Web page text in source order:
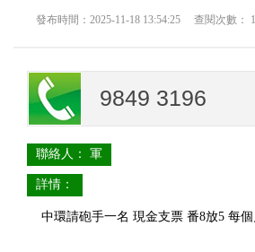
發布時間：2025-11-18 13:54:25 查閱次數：
9849 3196
聯絡人： 軍
詳情：
中環請砲手一名 現金支票 番8放5 每